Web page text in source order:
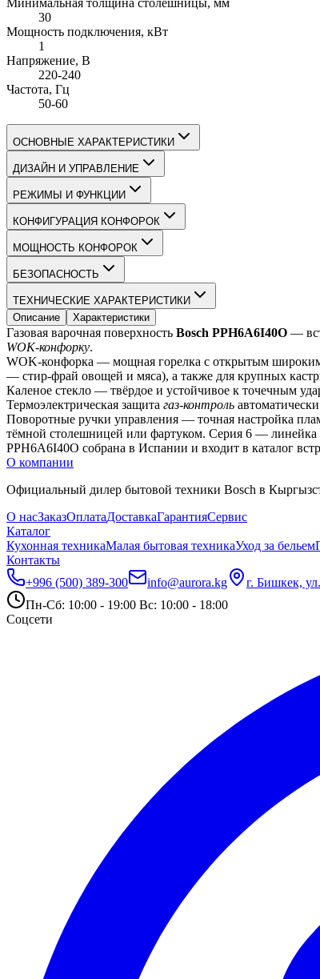
30
Мощность подключения, кВт
1
Напряжение, В
220-240
Частота, Гц
50-60
ОСНОВНЫЕ ХАРАКТЕРИСТИКИ
ДИЗАЙН И УПРАВЛЕНИЕ
РЕЖИМЫ И ФУНКЦИИ
КОНФИГУРАЦИЯ КОНФОРОК
МОЩНОСТЬ КОНФОРОК
БЕЗОПАСНОСТЬ
ТЕХНИЧЕСКИЕ ХАРАКТЕРИСТИКИ
Описание
Характеристики
Газовая варочная поверхность Bosch PPH6A6I40O
WOK-конфорку.
WOK-конфорка — мощная горелка с открытым широким
— стир-фрай овощей и мяса), а также для крупных
Каленое стекло — твёрдое и устойчивое к точечным
Термоэлектрическая защита газ-контроль
Поворотные ручки управления — точная настройка
тёмной столешницей или фартуком. Серия 6 —
PPH6A6I40O собрана в Испании и входит в каталог
О компании
Официальный дилер бытовой техники Bosch в
О насЗаказОплатаДоставкаГарантияСервис
Каталог
Кухонная техникаМалая бытовая техникаУход за бельем
Контакты
+996 (500) 389-300
info@aurora.kg
г. Бишкек,
Пн-Сб: 10:00 - 19:00 Вс: 10:00 - 18:00
Соцсети